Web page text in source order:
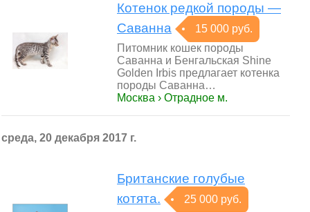
Котенок редкой породы —
Саванна
15 000 руб.
Питомник кошек породы
Саванна и Бенгальская Shine
Golden Irbis предлагает котенка
породы Саванна…
Москва › Отрадное м.
среда, 20 декабря 2017 г.
Британские голубые
котята.
25 000 руб.